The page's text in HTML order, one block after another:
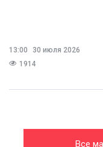
13:00
30 июля 2026
1914
Все